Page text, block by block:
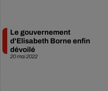
20 mai 2022
Le gouvernement
d'Elisabeth Borne enfin
dévoilé